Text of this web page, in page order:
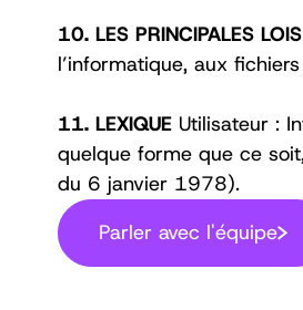
10. LES PRINCIPALES
l’informatique, aux
11. LEXIQUE Utilisateur :
quelque forme que ce
du 6 janvier 1978).
Parler avec l'équipe